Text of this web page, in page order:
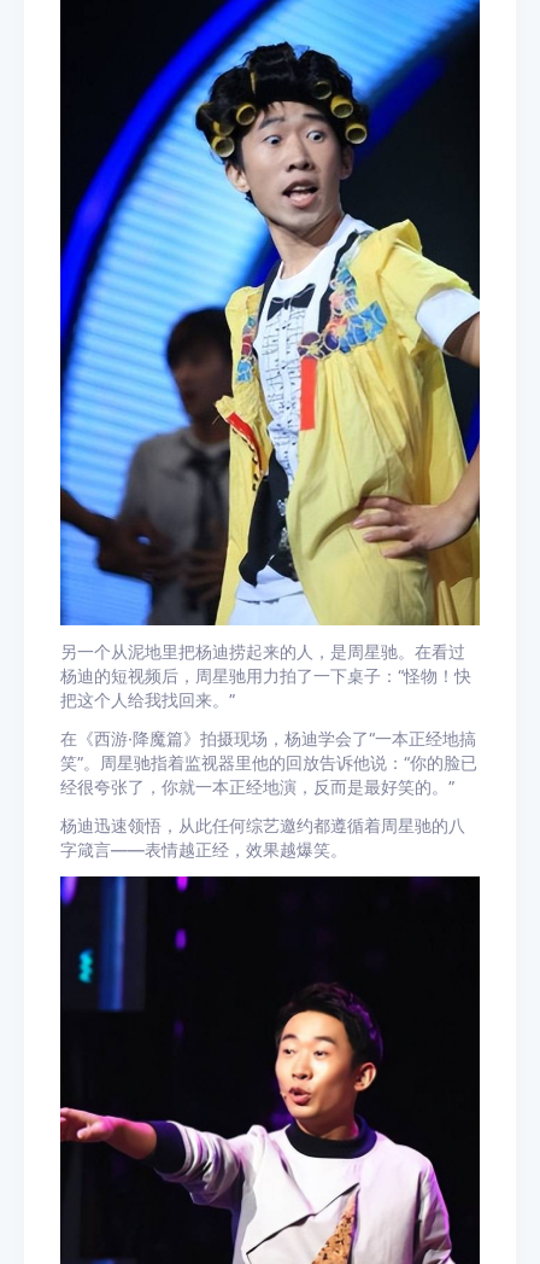
另一个从泥地里把杨迪捞起来的人，是周星驰。在看过
杨迪的短视频后，周星驰用力拍了一下桌子：“怪物！快
把这个人给我找回来。”
在《西游·降魔篇》拍摄现场，杨迪学会了“一本正经地搞
笑”。周星驰指着监视器里他的回放告诉他说：“你的脸已
经很夸张了，你就一本正经地演，反而是最好笑的。”
杨迪迅速领悟，从此任何综艺邀约都遵循着周星驰的八
字箴言——表情越正经，效果越爆笑。